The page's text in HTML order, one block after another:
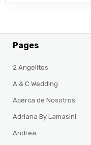
Pages
2 Angelitos
A & C Wedding
Acerca de Nosotros
Adriana By Lamasini
Andrea